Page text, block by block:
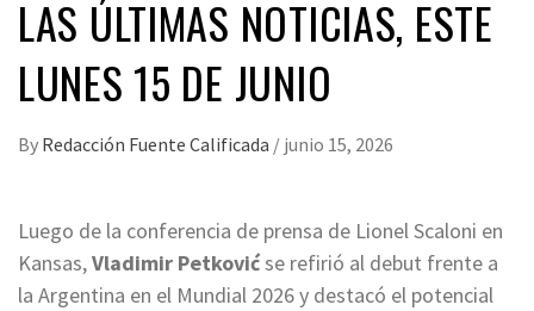
LAS ÚLTIMAS NOTICIAS, ESTE
LUNES 15 DE JUNIO
By Redacción Fuente Calificada / junio 15, 2026
Luego de la conferencia de prensa de Lionel Scaloni en
Kansas,Vladimir Petkovićse refirió al debut frente a
la Argentina en el Mundial 2026 y destacó el potencial